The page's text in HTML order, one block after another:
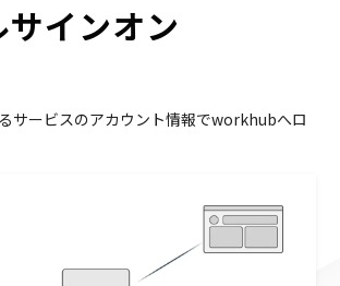
インオン
サービスのアカウント情報でworkhubへロ